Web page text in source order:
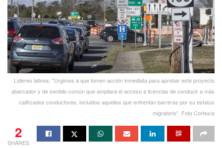
Líderes latinos: "Urgimos a que tomen acción inmediata para aprobar este proyecto
abarcador y de sentido común que ampliará el acceso a licencias de conducir a más
calificados conductores, incluidos aquellos que enfrentan barreras por su estatus
migratorio", Foto Cortesía
2
SHARES